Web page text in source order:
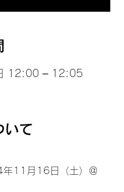
12:00 – 12:05
いて
11月16日（土）＠